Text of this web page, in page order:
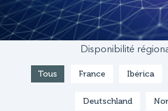
Disponibilité
Tous France Ibérica
Deutschland